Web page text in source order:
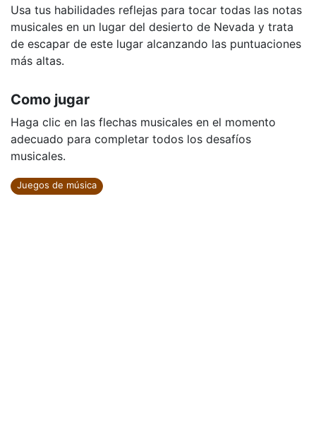
Usa tus habilidades reflejas para tocar todas las notas
musicales en un lugar del desierto de Nevada y trata
de escapar de este lugar alcanzando las puntuaciones
más altas.
Como jugar
Haga clic en las flechas musicales en el momento
adecuado para completar todos los desafíos
musicales.
Juegos de música